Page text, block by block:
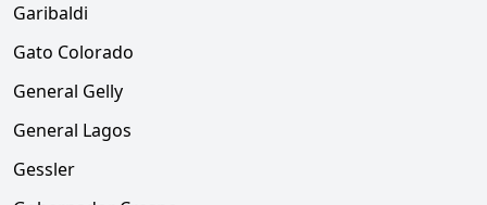
Garibaldi
Gato Colorado
General Gelly
General Lagos
Gessler